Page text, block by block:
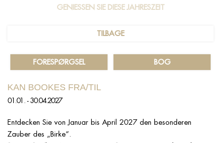
GENIESSEN SIE DIESE JAHRESZEIT
TILBAGE
FORESPØRGSEL BOG
KAN BOOKES FRA/TIL
01.01. - 30.04.2027
Entdecken Sie von Januar bis April 2027 den besonderen
Zauber des „Birke“.